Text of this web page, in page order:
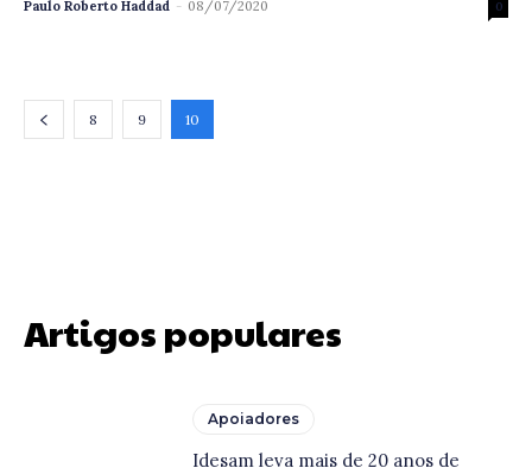
Paulo Roberto Haddad - 08/07/2020 0
8 9 10
Artigos populares
Apoiadores
Idesam leva mais de 20 anos de